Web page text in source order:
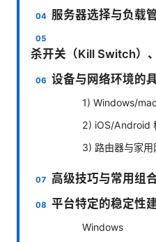
服务器选择与负载
杀开关（Kill Switch）
设备与网络环境的
1) Windows/
2) iOS/Android
3) 路由器与家用
高级技巧与常用组
平台特定的稳定性
Windows